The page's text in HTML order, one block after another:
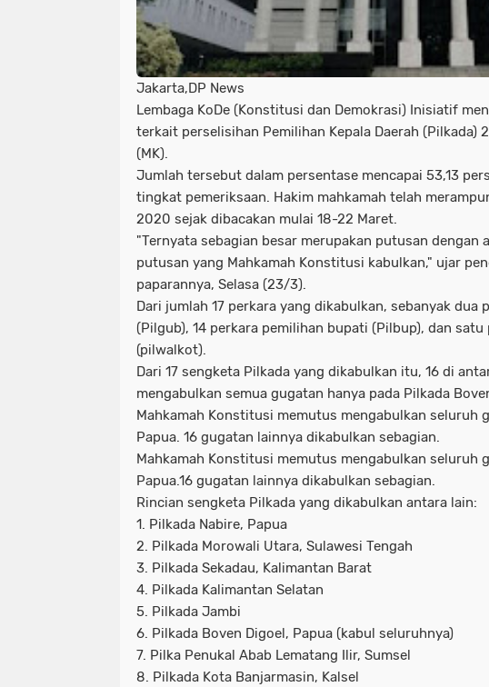
Jakarta,DP News
Lembaga KoDe (Konstitusi dan Demokrasi) Inisiatif
terkait perselisihan Pemilihan Kepala Daerah
(MK).
Jumlah tersebut dalam persentase mencapai 53,13
tingkat pemeriksaan. Hakim mahkamah telah
2020 sejak dibacakan mulai 18-22 Maret.
"Ternyata sebagian besar merupakan putusan dengan
putusan yang Mahkamah Konstitusi kabulkan," ujar
paparannya, Selasa (23/3).
Dari jumlah 17 perkara yang dikabulkan, sebanyak
(Pilgub), 14 perkara pemilihan bupati (Pilbup), dan
(pilwalkot).
Dari 17 sengketa Pilkada yang dikabulkan itu, 16 di
mengabulkan semua gugatan hanya pada Pilkada
Mahkamah Konstitusi memutus mengabulkan seluruh
Papua. 16 gugatan lainnya dikabulkan sebagian.
Mahkamah Konstitusi memutus mengabulkan seluruh
Papua.16 gugatan lainnya dikabulkan sebagian.
Rincian sengketa Pilkada yang dikabulkan antara lain:
1. Pilkada Nabire, Papua
2. Pilkada Morowali Utara, Sulawesi Tengah
3. Pilkada Sekadau, Kalimantan Barat
4. Pilkada Kalimantan Selatan
5. Pilkada Jambi
6. Pilkada Boven Digoel, Papua (kabul seluruhnya)
7. Pilka Penukal Abab Lematang Ilir, Sumsel
8. Pilkada Kota Banjarmasin, Kalsel